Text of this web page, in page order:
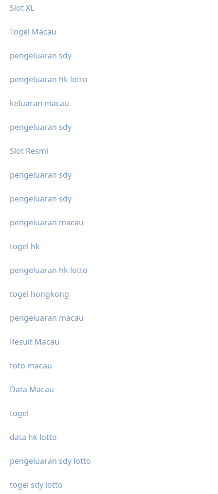
Slot XL
Togel Macau
pengeluaran sdy
pengeluaran hk lotto
keluaran macau
pengeluaran sdy
Slot Resmi
pengeluaran sdy
pengeluaran sdy
pengeluaran macau
togel hk
pengeluaran hk lotto
togel hongkong
pengeluaran macau
Result Macau
toto macau
Data Macau
togel
data hk lotto
pengeluaran sdy lotto
togel sdy lotto